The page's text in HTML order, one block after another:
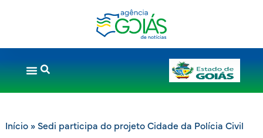
Início» Sedi participa do projeto Cidade da Polícia Civil